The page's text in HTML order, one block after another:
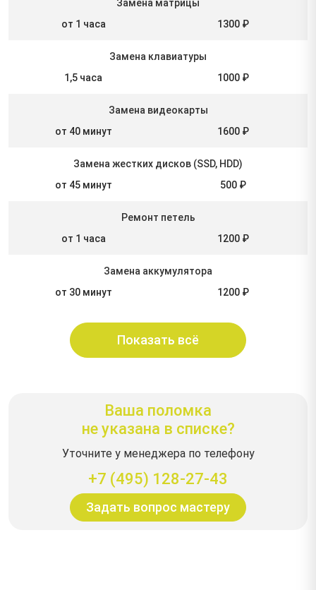
Замена матрицы
от 1 часа
1300 ₽
Замена клавиатуры
1,5 часа
1000 ₽
Замена видеокарты
от 40 минут
1600 ₽
Замена жестких дисков (SSD, HDD)
от 45 минут
500 ₽
Ремонт петель
от 1 часа
1200 ₽
Замена аккумулятора
от 30 минут
1200 ₽
Показать всё
Ваша поломка
не указана в списке?
Уточните у менеджера по телефону
+7 (495) 128-27-43
Задать вопрос мастеру